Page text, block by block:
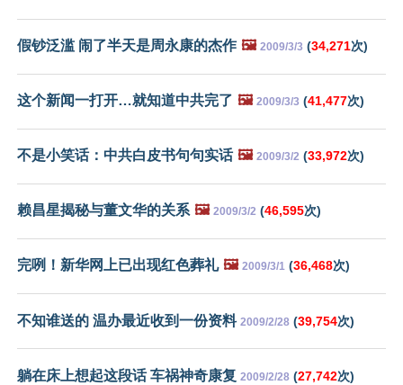
假钞泛滥 闹了半天是周永康的杰作 🖼️ 2009/3/3 (34,271次)
这个新闻一打开…就知道中共完了 🖼️ 2009/3/3 (41,477次)
不是小笑话：中共白皮书句句实话 🖼️ 2009/3/2 (33,972次)
赖昌星揭秘与董文华的关系 🖼️ 2009/3/2 (46,595次)
完咧！新华网上已出现红色葬礼 🖼️ 2009/3/1 (36,468次)
不知谁送的 温办最近收到一份资料 2009/2/28 (39,754次)
躺在床上想起这段话 车祸神奇康复 2009/2/28 (27,742次)